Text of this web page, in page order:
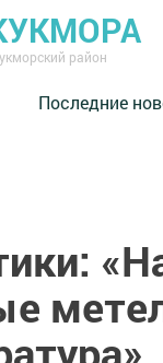
район
Последние